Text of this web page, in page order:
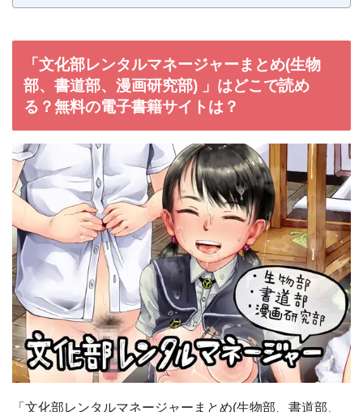
「文化部レンタルマネージャーまとめ(生物
部、書道部、漫画研究部) 」はどこで読め
る？無料の電子書籍サイトは？
「文化部レンタルマネージャーまとめ(生物部、書道部、